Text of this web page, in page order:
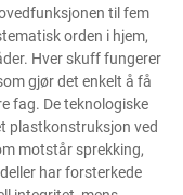
til fem
orden i hjem,
Hver skuff fungerer
gjør det enkelt å få
fag. De teknologiske
plastkonstruksjon ved
motstår sprekking,
har forsterkede